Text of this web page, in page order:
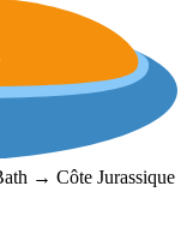
→ Côte Jurassique